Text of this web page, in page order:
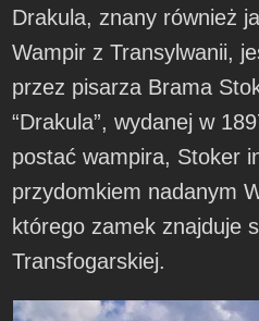
Drakula, znany również
Wampir z Transylwanii,
przez pisarza Brama
“Drakula”, wydanej w
postać wampira, Stoker
przydomkiem nadanym
którego zamek znajduje
Transfogarskiej.